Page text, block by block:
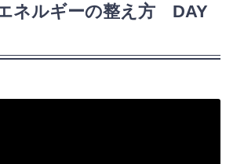
ネルギーの整え方 DAY